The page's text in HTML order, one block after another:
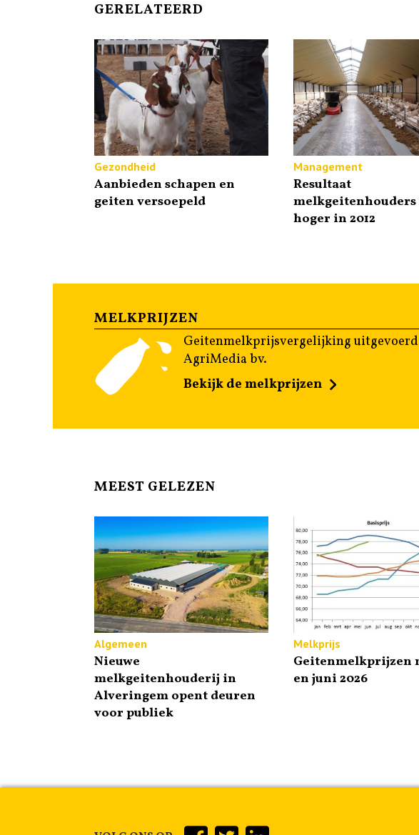
GERELATEERD
Gezondheid
Aanbieden schapen en
geiten versoepeld
Management
Resultaat
hoger in 2012
MELKPRIJZEN
Geitenmelkprijsvergelijking
AgriMedia bv.
Bekijk de melkprijzen
MEEST GELEZEN
Algemeen
Nieuwe
melkgeitenhouderij in
Alveringem opent deuren
voor publiek
Melkprijs
Geitenmelkprijzen
en juni 2026